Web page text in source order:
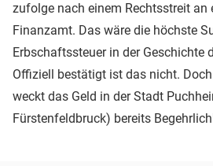
zufolge nach einem Rechtsstreit an
Finanzamt. Das wäre die höchste
Erbschaftssteuer in der Geschichte
Offiziell bestätigt ist das nicht.
weckt das Geld in der Stadt
Fürstenfeldbruck) bereits